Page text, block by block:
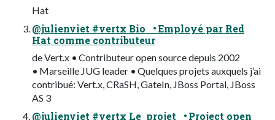
Hat
@julienviet #vertx Bio • Employé par Red
Hat comme contributeur
de Vert.x • Contributeur open source depuis 2002
• Marseille JUG leader • Quelques projets auxquels j’ai
contribué: Vert.x, CRaSH, GateIn, JBoss Portal, JBoss
AS 3
@julienviet #vertx Le projet • Project open